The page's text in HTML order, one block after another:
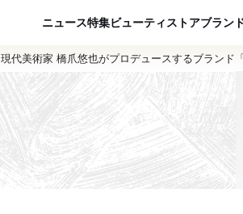
ニュース特集ビューティ ストアブラン
現代美術家 橋爪悠也がプロデュースするブラン